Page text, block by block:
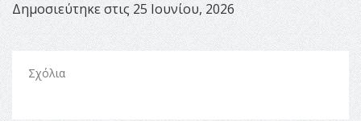
Δημοσιεύτηκε στις 25 Ιουνίου, 2026
Σχόλια